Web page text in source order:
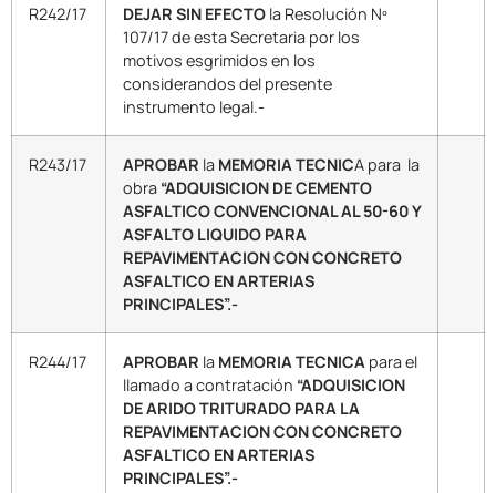
R242/17 DEJAR SIN EFECTO la Resolución Nº
107/17 de esta Secretaria por los
motivos esgrimidos en los
considerandos del presente
instrumento legal.-
R243/17 APROBAR la MEMORIA TECNICA para la
obra “ADQUISICION DE CEMENTO
ASFALTICO CONVENCIONAL AL 50-60 Y
ASFALTO LIQUIDO PARA
REPAVIMENTACION CON CONCRETO
ASFALTICO EN ARTERIAS
PRINCIPALES”.-
R244/17 APROBAR la MEMORIA TECNICA para el
llamado a contratación “ADQUISICION
DE ARIDO TRITURADO PARA LA
REPAVIMENTACION CON CONCRETO
ASFALTICO EN ARTERIAS
PRINCIPALES”.-